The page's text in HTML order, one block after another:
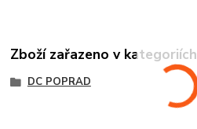
Zboží zařazeno v kategoriích
DC POPRAD